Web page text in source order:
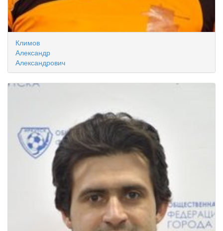
Климов
Александр
Александрович